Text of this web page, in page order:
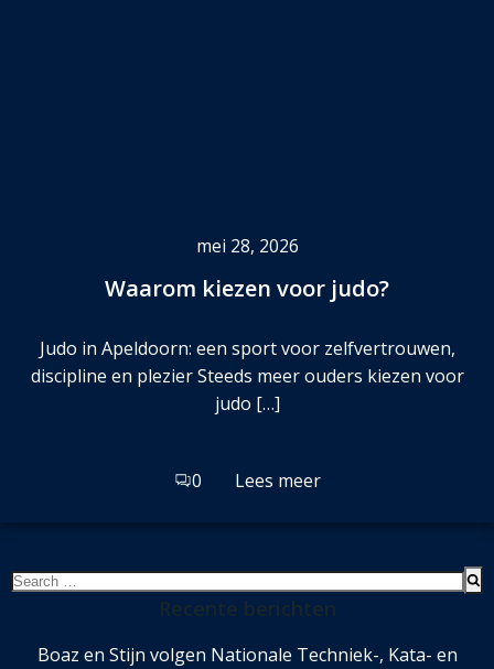
mei 28, 2026
Waarom kiezen voor judo?
Judo in Apeldoorn: een sport voor zelfvertrouwen,
discipline en plezier Steeds meer ouders kiezen voor
judo […]
0 Lees meer
Search
Boaz en Stijn volgen Nationale Techniek-, Kata- en